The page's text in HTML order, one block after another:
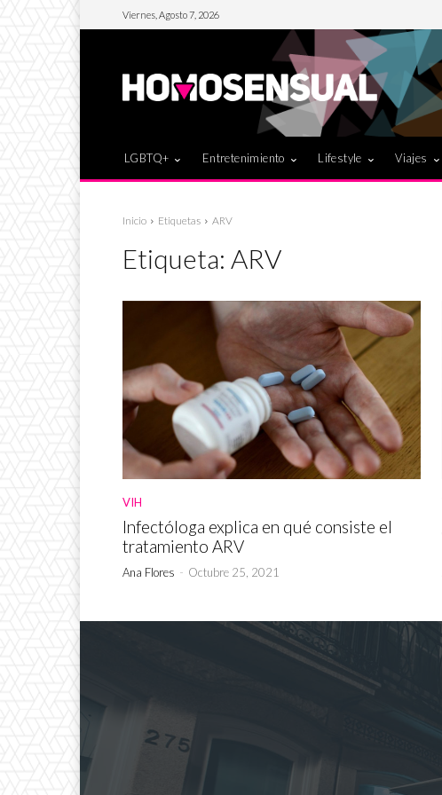
Viernes, Agosto 7, 2026
LGBTQ+ Entretenimiento Lifestyle Viajes
Inicio Etiquetas ARV
Etiqueta: ARV
VIH
Infectóloga explica en qué consiste el
tratamiento ARV
Ana Flores - Octubre 25, 2021